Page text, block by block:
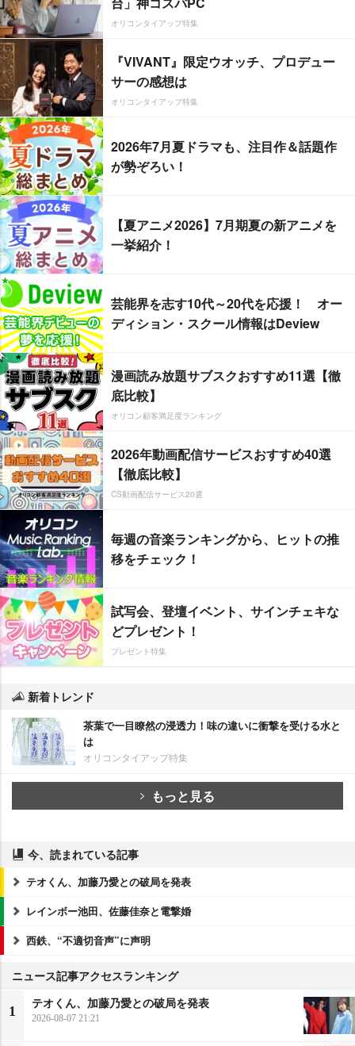
オリコンタイアップ特集
『VIVANT』限定ウオッチ、プロデュー
サーの感想は
オリコンタイアップ特集
2026年7月夏ドラマも、注目作＆話題作
が勢ぞろい！
【夏アニメ2026】7月期夏の新アニメを
一挙紹介！
芸能界を志す10代～20代を応援！ オー
ディション・スクール情報はDeview
漫画読み放題サブスクおすすめ11選【徹
底比較】
オリコン顧客満足度ランキング
2026年動画配信サービスおすすめ40選
【徹底比較】
CS動画配信サービス20選
毎週の音楽ランキングから、ヒットの推
移をチェック！
試写会、登壇イベント、サインチェキな
どプレゼント！
プレゼント特集
新着トレンド
茶葉で一目瞭然の浸透力！味の違いに衝撃を受ける水と
は
オリコンタイアップ特集
もっと見る
今、読まれている記事
テオくん、加藤乃愛との破局を発表
レインボー池田、佐藤佳奈と電撃婚
西鉄、“不適切音声”に声明
ニュース記事アクセスランキング
1
テオくん、加藤乃愛との破局を発表
2026-08-07 21:21